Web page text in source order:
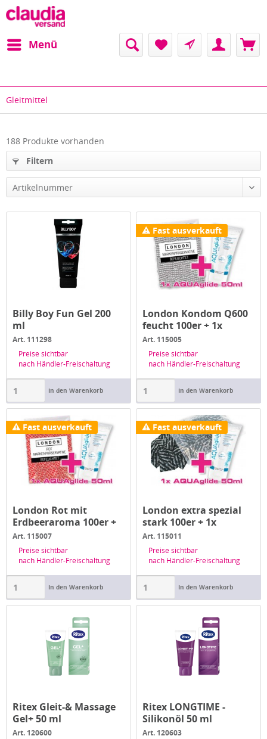
Menü
Gleitmittel
188 Produkte vorhanden
Filtern
Artikelnummer
Billy Boy Fun Gel 200
ml
Art. 111298
Preise sichtbar
nach Händler-Freischaltung
In den Warenkorb
Fast ausverkauft
London Kondom Q600
feucht 100er + 1x
AQUAGlide ...
Art. 115005
Preise sichtbar
nach Händler-Freischaltung
In den Warenkorb
Fast ausverkauft
London Rot mit
Erdbeeraroma 100er +
1x AQUAGli...
Art. 115007
Preise sichtbar
nach Händler-Freischaltung
In den Warenkorb
Fast ausverkauft
London extra spezial
stark 100er + 1x
AQUAGlide...
Art. 115011
Preise sichtbar
nach Händler-Freischaltung
In den Warenkorb
Ritex Gleit-& Massage
Gel+ 50 ml
Art. 120600
Ritex LONGTIME -
Silikonöl 50 ml
Art. 120603